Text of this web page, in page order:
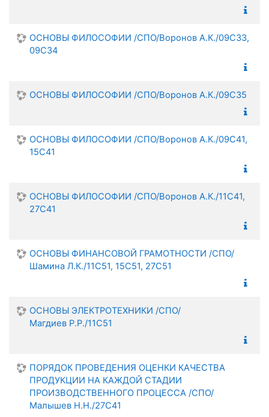
ОСНОВЫ ФИЛОСОФИИ /СПО/Воронов А.К./09С33,
09С34
ОСНОВЫ ФИЛОСОФИИ /СПО/Воронов А.К./09С35
ОСНОВЫ ФИЛОСОФИИ /СПО/Воронов А.К./09С41,
15С41
ОСНОВЫ ФИЛОСОФИИ /СПО/Воронов А.К./11С41,
27С41
ОСНОВЫ ФИНАНСОВОЙ ГРАМОТНОСТИ /СПО/
Шамина Л.К./11С51, 15С51, 27С51
ОСНОВЫ ЭЛЕКТРОТЕХНИКИ /СПО/
Магдиев Р.Р./11С51
ПОРЯДОК ПРОВЕДЕНИЯ ОЦЕНКИ КАЧЕСТВА
ПРОДУКЦИИ НА КАЖДОЙ СТАДИИ
ПРОИЗВОДСТВЕННОГО ПРОЦЕССА /СПО/
Малышев Н.Н./27С41